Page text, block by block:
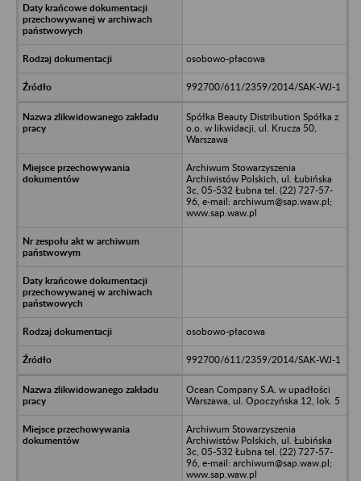
osobowo-płacowa
992700/611/2359/2014/SAK-WJ-1
Spółka Beauty Distribution Spółka z
o.o. w likwidacji, ul. Krucza 50,
Warszawa
Archiwum Stowarzyszenia
Archiwistów Polskich, ul. Łubińska
3c, 05-532 Łubna tel. (22) 727-57-
96, e-mail: archiwum@sap.waw.pl;
www.sap.waw.pl
osobowo-płacowa
992700/611/2359/2014/SAK-WJ-1
Ocean Company S.A. w upadłości
Warszawa, ul. Opoczyńska 12, lok. 5
Archiwum Stowarzyszenia
Archiwistów Polskich, ul. Łubińska
3c, 05-532 Łubna tel. (22) 727-57-
96, e-mail: archiwum@sap.waw.pl;
www.sap.waw.pl